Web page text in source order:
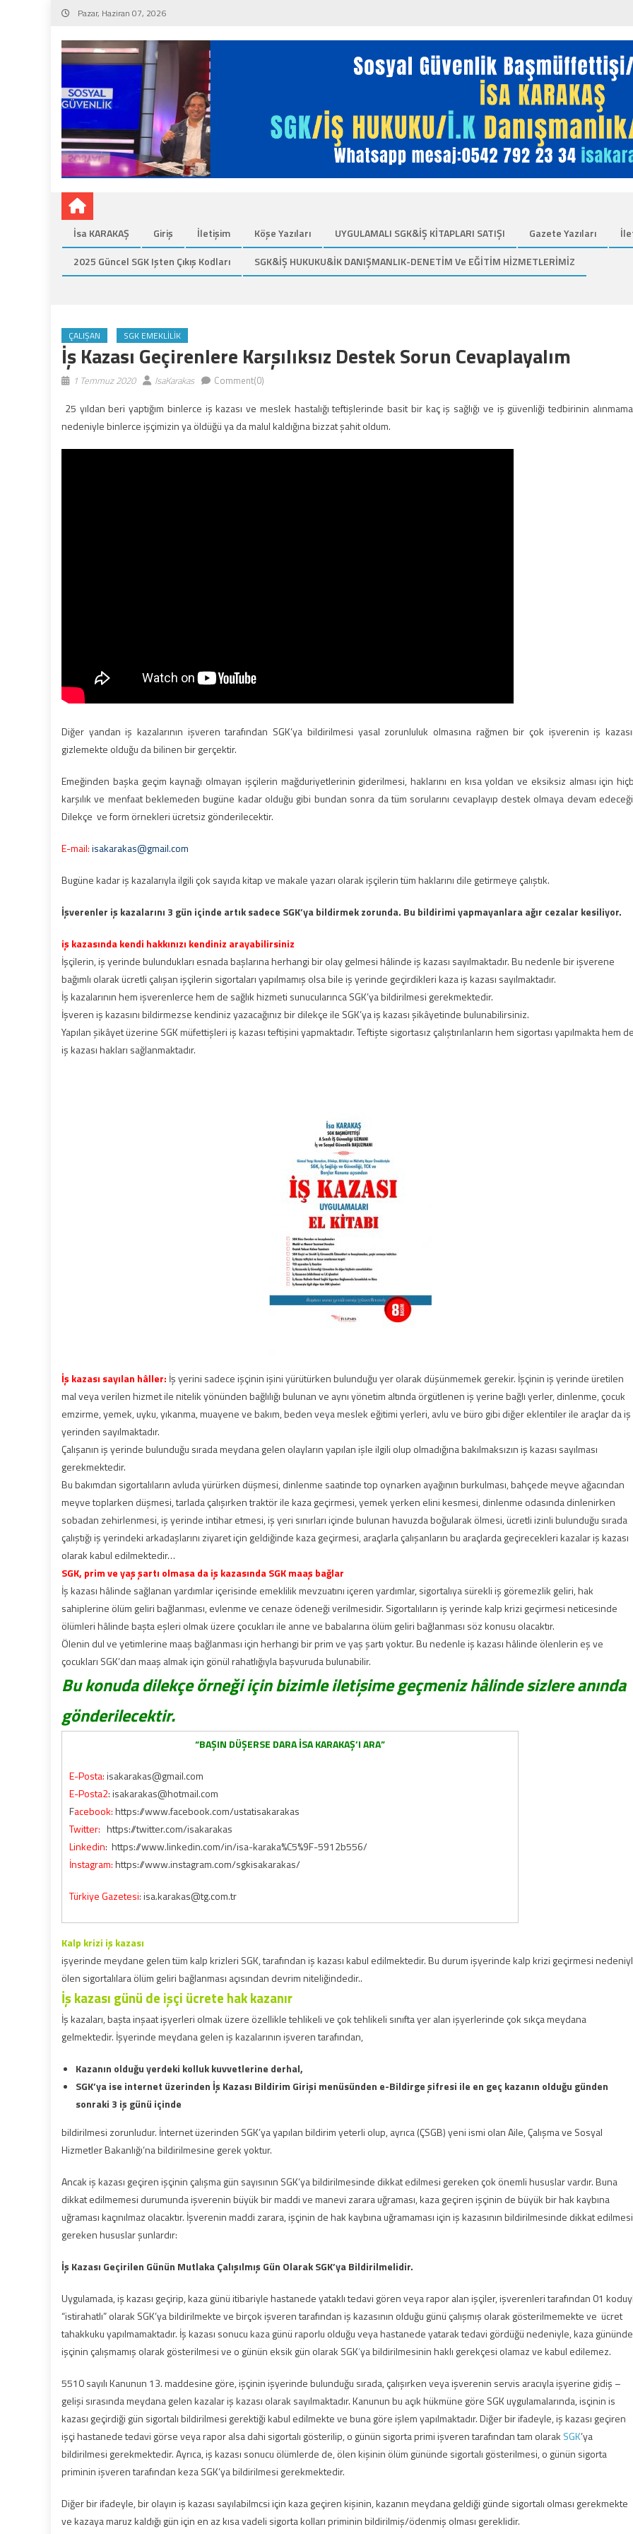
Skip
content
Pazar, Haziran 07, 2026
İsa KARAKAŞ Giriş İletişim Köşe Yazıları UYGULAMALI SGK&İŞ KİTAPLARI SATIŞI Gazete Yazıları
2025 Güncel SGK Işten Çıkış Kodları
SGK&İŞ HUKUKU&İK DANIŞMANLIK-DENETİM Ve EĞİTİM HİZMETLERİMİZ
ÇALIŞAN SGK EMEKLILIK
İş Kazası Geçirenlere Karşılıksız Destek Sorun Cevaplayalım
1 Temmuz 2020 IsaKarakas Comment(0)
25 yıldan beri yaptığım binlerce iş kazası ve meslek hastalığı teftişlerinde basit bir kaç iş sağlığı ve iş güvenliği tedbirinin
nedeniyle binlerce işçimizin ya öldüğü ya da malul kaldığına bizzat şahit oldum.
Diğer yandan iş kazalarının işveren tarafından SGK’ya bildirilmesi yasal zorunluluk olmasına rağmen bir çok işverenin iş
gizlemekte olduğu da bilinen bir gerçektir.
Emeğinden başka geçim kaynağı olmayan işçilerin mağduriyetlerinin giderilmesi, haklarını en kısa yoldan ve eksiksiz alması için
karşılık ve menfaat beklemeden bugüne kadar olduğu gibi bundan sonra da tüm sorularını cevaplayıp destek olmaya devam
Dilekçe ve form örnekleri ücretsiz gönderilecektir.
E-mail:isakarakas@gmail.com
Bugüne kadar iş kazalarıyla ilgili çok sayıda kitap ve makale yazarı olarak işçilerin tüm haklarını dile getirmeye çalıştık.
İşverenler iş kazalarını 3 gün içinde artık sadece SGK’ya bildirmek zorunda. Bu bildirimi yapmayanlara ağır cezalar kesiliyor.
iş kazasında kendi hakkınızı kendiniz arayabilirsiniz
İşçilerin, iş yerinde bulundukları esnada başlarına herhangi bir olay gelmesi hâlinde iş kazası sayılmaktadır. Bu nedenle bir işverene
bağımlı olarak ücretli çalışan işçilerin sigortaları yapılmamış olsa bile iş yerinde geçirdikleri kaza iş kazası sayılmaktadır.
İş kazalarının hem işverenlerce hem de sağlık hizmeti sunucularınca SGK’ya bildirilmesi gerekmektedir.
İşveren iş kazasını bildirmezse kendiniz yazacağınız bir dilekçe ile SGK’ya iş kazası şikâyetinde bulunabilirsiniz.
Yapılan şikâyet üzerine SGK müfettişleri iş kazası teftişini yapmaktadır. Teftişte sigortasız çalıştırılanların hem sigortası yapılmakta hem
iş kazası hakları sağlanmaktadır.
İş kazası sayılan hâller: İş yerini sadece işçinin işini yürütürken bulunduğu yer olarak düşünmemek gerekir. İşçinin iş yerinde üretilen
mal veya verilen hizmet ile nitelik yönünden bağlılığı bulunan ve aynı yönetim altında örgütlenen iş yerine bağlı yerler, dinlenme, çocuk
emzirme, yemek, uyku, yıkanma, muayene ve bakım, beden veya meslek eğitimi yerleri, avlu ve büro gibi diğer eklentiler ile araçlar da iş
yerinden sayılmaktadır.
Çalışanın iş yerinde bulunduğu sırada meydana gelen olayların yapılan işle ilgili olup olmadığına bakılmaksızın iş kazası sayılması
gerekmektedir.
Bu bakımdan sigortalıların avluda yürürken düşmesi, dinlenme saatinde top oynarken ayağının burkulması, bahçede meyve ağacından
meyve toplarken düşmesi, tarlada çalışırken traktör ile kaza geçirmesi, yemek yerken elini kesmesi, dinlenme odasında dinlenirken
sobadan zehirlenmesi, iş yerinde intihar etmesi, iş yeri sınırları içinde bulunan havuzda boğularak ölmesi, ücretli izinli bulunduğu sırada
çalıştığı iş yerindeki arkadaşlarını ziyaret için geldiğinde kaza geçirmesi, araçlarla çalışanların bu araçlarda geçirecekleri kazalar iş kazası
olarak kabul edilmektedir…
SGK, prim ve yaş şartı olmasa da iş kazasında SGK maaş bağlar
İş kazası hâlinde sağlanan yardımlar içerisinde emeklilik mevzuatını içeren yardımlar, sigortalıya sürekli iş göremezlik geliri, hak
sahiplerine ölüm geliri bağlanması, evlenme ve cenaze ödeneği verilmesidir. Sigortalıların iş yerinde kalp krizi geçirmesi neticesinde
ölümleri hâlinde başta eşleri olmak üzere çocukları ile anne ve babalarına ölüm geliri bağlanması söz konusu olacaktır.
Ölenin dul ve yetimlerine maaş bağlanması için herhangi bir prim ve yaş şartı yoktur. Bu nedenle iş kazası hâlinde ölenlerin eş ve
çocukları SGK’dan maaş almak için gönül rahatlığıyla başvuruda bulunabilir.
Bu konuda dilekçe örneği için bizimle iletişime geçmeniz hâlinde sizlere anında
gönderilecektir.
“BAŞIN DÜŞERSE DARA İSA KARAKAŞ’I ARA”
E-Posta:isakarakas@gmail.com
E-Posta2: isakarakas@hotmail.com
Facebook:https://www.facebook.com/ustatisakarakas
Twitter: https://twitter.com/isakarakas
Linkedin: https://www.linkedin.com/in/isa-karaka%C5%9F-5912b556/
İnstagram:https://www.instagram.com/sgkisakarakas/
Türkiye Gazetesi: isa.karakas@tg.com.tr
Kalp krizi iş kazası
işyerinde meydane gelen tüm kalp krizleri SGK, tarafından iş kazası kabul edilmektedir. Bu durum işyerinde kalp krizi geçirmesi
ölen sigortalılara ölüm geliri bağlanması açısından devrim niteliğindedir..
İş kazası günü de işçi ücrete hak kazanır
İş kazaları, başta inşaat işyerleri olmak üzere özellikle tehlikeli ve çok tehlikeli sınıfta yer alan işyerlerinde çok sıkça meydana
gelmektedir. İşyerinde meydana gelen iş kazalarının işveren tarafından,
Kazanın olduğu yerdeki kolluk kuvvetlerine derhal,
SGK’ya ise internet üzerinden İş Kazası Bildirim Girişi menüsünden e-Bildirge şifresi ile en geç kazanın olduğu günden
sonraki 3 iş günü içinde
bildirilmesi zorunludur. İnternet üzerinden SGK’ya yapılan bildirim yeterli olup, ayrıca (ÇSGB) yeni ismi olan Aile, Çalışma ve Sosyal
Hizmetler Bakanlığı’na bildirilmesine gerek yoktur.
Ancak iş kazası geçiren işçinin çalışma gün sayısının SGK’ya bildirilmesinde dikkat edilmesi gereken çok önemli hususlar vardır. Buna
dikkat edilmemesi durumunda işverenin büyük bir maddi ve manevi zarara uğraması, kaza geçiren işçinin de büyük bir hak kaybına
uğraması kaçınılmaz olacaktır. İşverenin maddi zarara, işçinin de hak kaybına uğramaması için iş kazasının bildirilmesinde dikkat edilmesi
gereken hususlar şunlardır:
İş Kazası Geçirilen Günün Mutlaka Çalışılmış Gün Olarak SGK’ya Bildirilmelidir.
Uygulamada, iş kazası geçirip, kaza günü itibariyle hastanede yataklı tedavi gören veya rapor alan işçiler, işverenleri tarafından 01
“istirahatlı” olarak SGK’ya bildirilmekte ve birçok işveren tarafından iş kazasının olduğu günü çalışmış olarak gösterilmemekte ve ücret
tahakkuku yapılmamaktadır. İş kazası sonucu kaza günü raporlu olduğu veya hastanede yatarak tedavi gördüğü nedeniyle, kaza gününde
işçinin çalışmamış olarak gösterilmesi ve o günün eksik gün olarak SGK’ya bildirilmesinin haklı gerekçesi olamaz ve kabul edilemez.
5510 sayılı Kanunun 13. maddesine göre, işçinin işyerinde bulunduğu sırada, çalışırken veya işverenin servis aracıyla işyerine gidiş –
gelişi sırasında meydana gelen kazalar iş kazası olarak sayılmaktadır. Kanunun bu açık hükmüne göre SGK uygulamalarında, isçinin is
kazası geçirdiği gün sigortalı bildirilmesi gerektiği kabul edilmekte ve buna göre işlem yapılmaktadır. Diğer bir ifadeyle, iş kazası geçiren
işçi hastanede tedavi görse veya rapor alsa dahi sigortalı gösterilip, o günün sigorta primi işveren tarafından tam olarak SGK’ya
bildirilmesi gerekmektedir. Ayrıca, iş kazası sonucu ölümlerde de, ölen kişinin ölüm gününde sigortalı gösterilmesi, o günün sigorta
priminin işveren tarafından keza SGK’ya bildirilmesi gerekmektedir.
Diğer bir ifadeyle, bir olayın iş kazası sayılabilmcsi için kaza geçiren kişinin, kazanın meydana geldiği günde sigortalı olması gerekmekte
ve kazaya maruz kaldığı gün için en az kısa vadeli sigorta kolları priminin bildirilmiş/ödenmiş olması gereklidir.